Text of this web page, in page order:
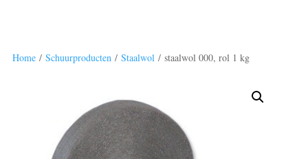
Home/ Schuurproducten/ Staalwol/ staalwol 000, rol 1 kg